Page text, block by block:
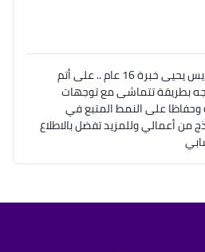
السلام عليكم مع حضرتك برديس يحيى خبرة 16 عام .. على أتم
بطريقة تتماشى مع توجهات
على النمط المتبع في
من أعمالي وللمزيد تفضل بالاطلاع